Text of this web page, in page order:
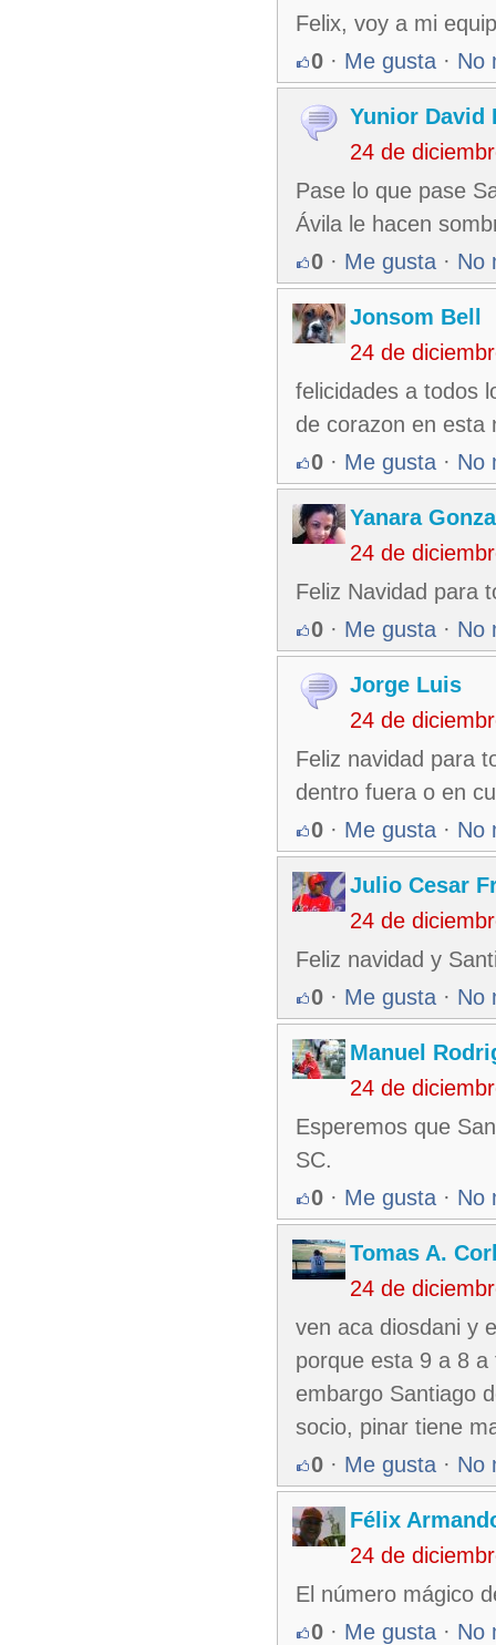
Felix, voy a mi
0 · Me gusta · No
Yunior David
24 de
Pase lo que pase
Ávila le hacen
0 · Me gusta · No
Jonsom Bell
24 de
felicidades a todos
de corazon en esta
0 · Me gusta · No
Yanara
24 de
Feliz Navidad para
0 · Me gusta · No
Jorge Luis
24 de
Feliz navidad para
dentro fuera o en
0 · Me gusta · No
Julio Cesar
24 de
Feliz navidad y
0 · Me gusta · No
Manuel
24 de
Esperemos que
SC.
0 · Me gusta · No
Tomas A.
24 de
ven aca diosdani y
porque esta 9 a 8
embargo Santiago
socio, pinar tiene
0 · Me gusta · No
Félix
24 de
El número mágico
0 · Me gusta · No